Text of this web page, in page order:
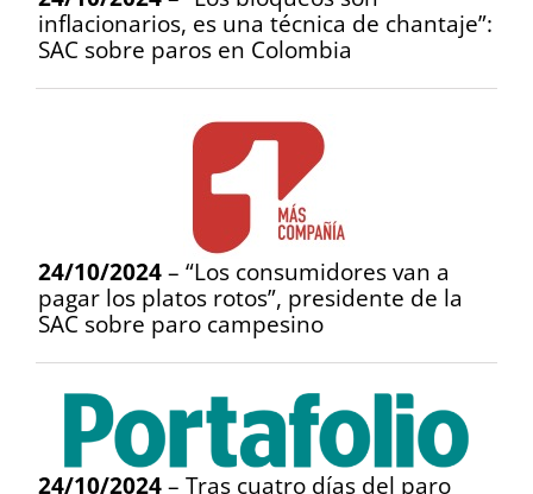
inflacionarios, es una técnica de chantaje”:
SAC sobre paros en Colombia
24/10/2024 – “Los consumidores van a
pagar los platos rotos”, presidente de la
SAC sobre paro campesino
24/10/2024 – Tras cuatro días del paro